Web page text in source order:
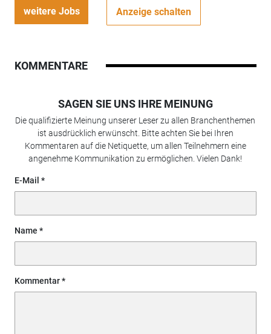
weitere Jobs Anzeige schalten
KOMMENTARE
SAGEN SIE UNS IHRE MEINUNG
Die qualifizierte Meinung unserer Leser zu allen Branchenthemen
ist ausdrücklich erwünscht. Bitte achten Sie bei Ihren
Kommentaren auf die Netiquette, um allen Teilnehmern eine
angenehme Kommunikation zu ermöglichen. Vielen Dank!
E-Mail
Name
Kommentar